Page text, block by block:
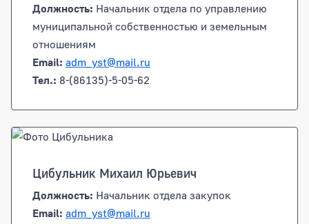
Должность: Начальник отдела по управлению
муниципальной собственностью и земельным
отношениям
Email: adm_yst@mail.ru
Тел.: 8-(86135)-5-05-62
Цибульник Михаил Юрьевич
Должность: Начальник отдела закупок
Email: adm_yst@mail.ru